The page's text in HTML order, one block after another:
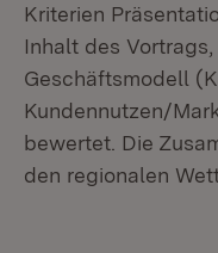
Kriterien
Inhalt des
Geschäftsmodell
Kundennutzen/
bewertet. Die
den regionalen